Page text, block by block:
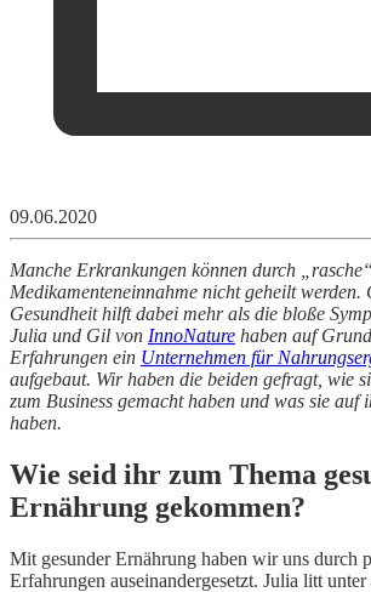
09.06.2020
Manche Erkrankungen können durch „rasche“
Medikamenteneinnahme nicht geheilt werden.
Gesundheit hilft dabei mehr als die bloße
Julia und Gil von InnoNature haben auf
Erfahrungen ein Unternehmen für
aufgebaut. Wir haben die beiden gefragt, wie
zum Business gemacht haben und was sie auf
haben.
Wie seid ihr zum Thema
Ernährung gekommen?
Mit gesunder Ernährung haben wir uns durch
Erfahrungen auseinandergesetzt. Julia litt unter